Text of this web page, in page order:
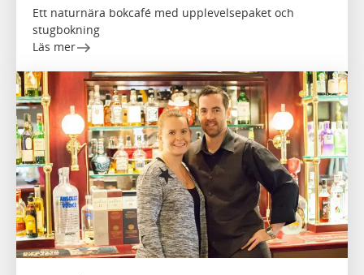
Ett naturnära bokcafé med upplevelsepaket och
stugbokning
Läs mer